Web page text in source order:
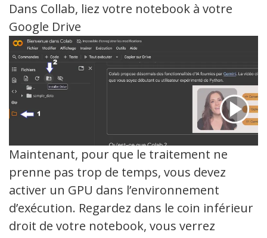
Dans Collab, liez votre notebook à votre
Google Drive
Maintenant, pour que le traitement ne
prenne pas trop de temps, vous devez
activer un GPU dans l’environnement
d’exécution. Regardez dans le coin inférieur
droit de votre notebook, vous verrez